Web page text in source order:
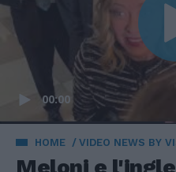
00:00
HOME VIDEO NEWS BY